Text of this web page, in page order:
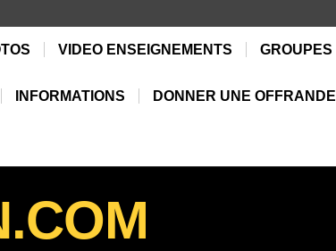
VIDEO ENSEIGNEMENTS GROUPES
INFORMATIONS DONNER UNE OFFRANDE